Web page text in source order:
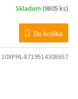
Skladom (9805 ks)
Do košíka
10XPHL-8719514308657